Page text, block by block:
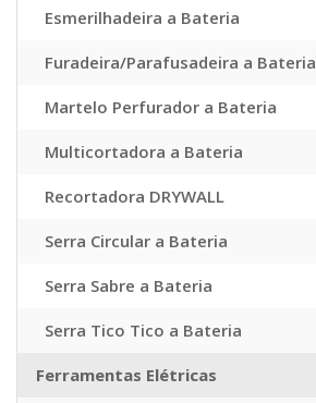
Esmerilhadeira a Bateria
Furadeira/Parafusadeira a Bateria
Martelo Perfurador a Bateria
Multicortadora a Bateria
Recortadora DRYWALL
Serra Circular a Bateria
Serra Sabre a Bateria
Serra Tico Tico a Bateria
Ferramentas Elétricas